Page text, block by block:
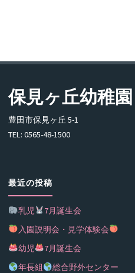
保見ヶ丘幼稚園
豊田市保見ヶ丘 5-1
TEL: 0565-48-1500
最近の投稿
乳児
7月誕生会
入園説明会・見学体験会
幼児
7月誕生会
年長組
総合野外センター